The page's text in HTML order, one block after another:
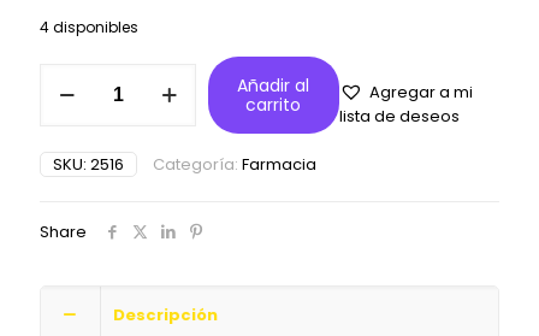
4 disponibles
pet
Añadir al
carrito
Agregar a mi
lista de deseos
SKU: 2516 Categoría: Farmacia
Share
Descripción